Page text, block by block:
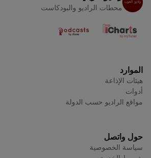
محطات الراديو والبودكاست
الموارد
هيئات الإذاعة
أدوات
مواقع الراديو حسب الدولة
حول واتصل
سياسة الخصوصية